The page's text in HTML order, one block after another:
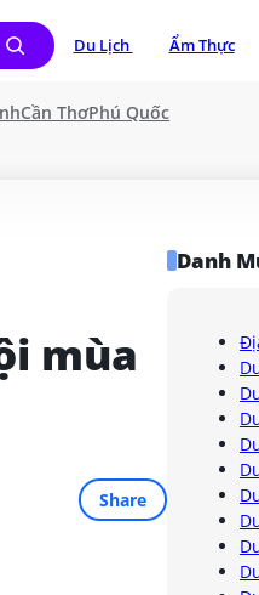
Du Lịch Ẩm Thực
Cần ThơPhú Quốc
mùa
Share
Danh